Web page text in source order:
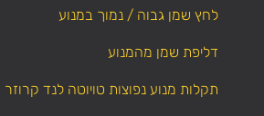
לחץ שמן גבוה / נמוך במנוע
דליפת שמן מהמנוע
תקלות מנוע נפוצות טויוטה לנד קרוזר